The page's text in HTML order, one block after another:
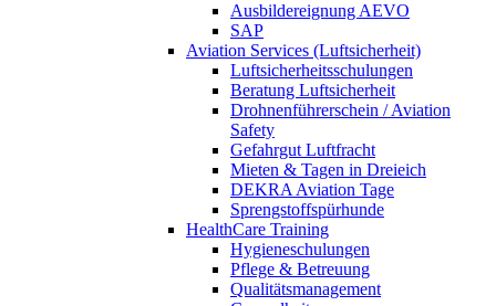
Ausbildereignung AEVO
SAP
Aviation Services (Luftsicherheit)
Luftsicherheitsschulungen
Beratung Luftsicherheit
Drohnenführerschein / Aviation
Safety
Gefahrgut Luftfracht
Mieten & Tagen in Dreieich
DEKRA Aviation Tage
Sprengstoffspürhunde
HealthCare Training
Hygieneschulungen
Pflege & Betreuung
Qualitätsmanagement